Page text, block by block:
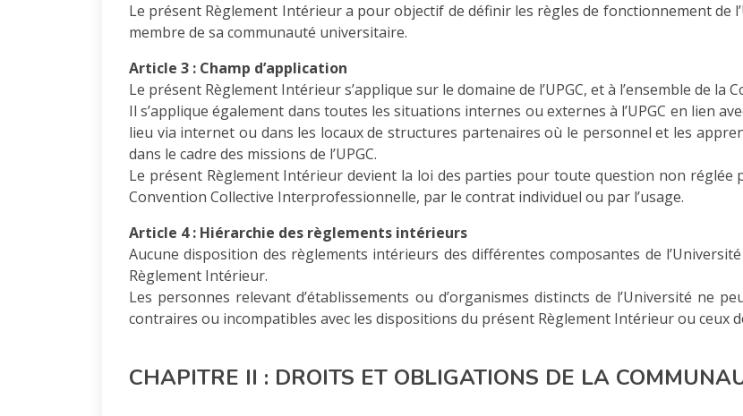
Le présent Règlement Intérieur a pour objectif de définir les règles de fonctionnement de
membre de sa communauté universitaire.
Article 3 : Champ d’application
Le présent Règlement Intérieur s’applique sur le domaine de l’UPGC, et à l’ensemble de la
Il s’applique également dans toutes les situations internes ou externes à l’UPGC en lien
lieu via internet ou dans les locaux de structures partenaires où le personnel et les
dans le cadre des missions de l’UPGC.
Le présent Règlement Intérieur devient la loi des parties pour toute question non
Convention Collective Interprofessionnelle, par le contrat individuel ou par l’usage.
Article 4 : Hiérarchie des règlements intérieurs
Aucune disposition des règlements intérieurs des différentes composantes de
Règlement Intérieur.
Les personnes relevant d’établissements ou d’organismes distincts de l’Université ne
contraires ou incompatibles avec les dispositions du présent Règlement Intérieur ou ceux
CHAPITRE II : DROITS ET OBLIGATIONS DE LA